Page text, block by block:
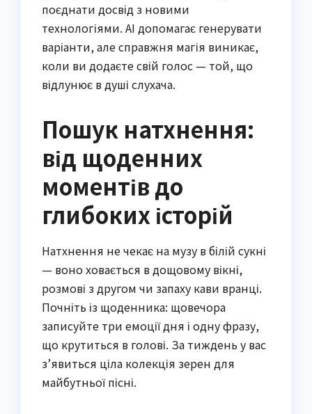
поєднати досвід з новими
технологіями. AI допомагає генерувати
варіанти, але справжня магія виникає,
коли ви додаєте свій голос — той, що
відлунює в душі слухача.
Пошук натхнення:
від щоденних
моментів до
глибоких історій
Натхнення не чекає на музу в білій сукні
— воно ховається в дощовому вікні,
розмові з другом чи запаху кави вранці.
Почніть із щоденника: щовечора
записуйте три емоції дня і одну фразу,
що крутиться в голові. За тиждень у вас
з’явиться ціла колекція зерен для
майбутньої пісні.